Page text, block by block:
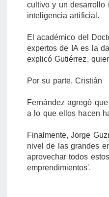
cultivo y un desarrollo
inteligencia artificial.
El académico del
expertos de IA es la
explicó Gutiérrez,
Por su parte, Cristián
Fernández agregó
a lo que ellos hacen
Finalmente, Jorge
nivel de las grandes
aprovechar todos
emprendimientos'.